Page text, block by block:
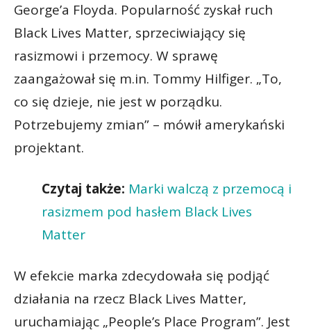
George’a Floyda. Popularność zyskał ruch
Black Lives Matter, sprzeciwiający się
rasizmowi i przemocy. W sprawę
zaangażował się m.in. Tommy Hilfiger. „To,
co się dzieje, nie jest w porządku.
Potrzebujemy zmian” – mówił amerykański
projektant.
Czytaj także: Marki walczą z przemocą i
rasizmem pod hasłem Black Lives
Matter
W efekcie marka zdecydowała się podjąć
działania na rzecz Black Lives Matter,
uruchamiając „People’s Place Program”. Jest